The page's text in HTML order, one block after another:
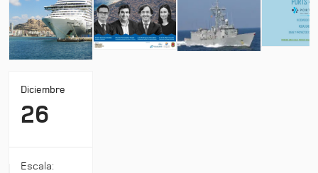
Diciembre
26
Escala: